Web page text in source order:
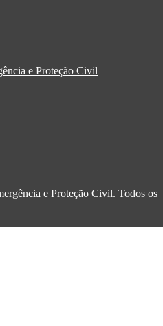
e Proteção Civil
e Proteção Civil. Todos os